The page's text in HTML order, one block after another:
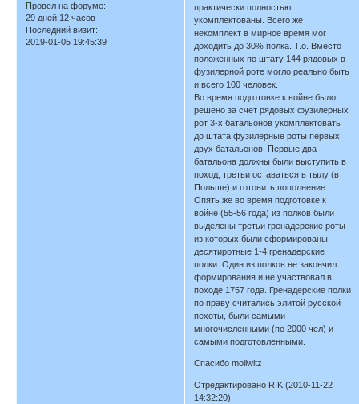
Провел на форуме:
29 дней 12 часов
Последний визит:
2019-01-05 19:45:39
практически полностью
укомплектованы. Всего же
некомплект в мирное время мог
доходить до 30% полка. Т.о. Вместо
положенных по штату 144 рядовых в
фузилерной роте могло реально быть
и всего 100 человек.
Во время подготовке к войне было
решено за счет рядовых фузилерных
рот 3-х батальонов укомплектовать
до штата фузилерные роты первых
двух батальонов. Первые два
батальона должны были выступить в
поход, третьи оставаться в тылу (в
Польше) и готовить пополнение.
Опять же во время подготовке к
войне (55-56 года) из полков были
выделены третьи гренадерские роты
из которых были сформированы
десятиротные 1-4 гренадерские
полки. Один из полков не закончил
формирования и не участвовал в
походе 1757 года. Гренадерские полки
по праву считались элитой русской
пехоты, были самыми
многочисленными (по 2000 чел) и
самыми подготовленными.
Спасибо mollwitz
Отредактировано RIK (2010-11-22
14:32:20)